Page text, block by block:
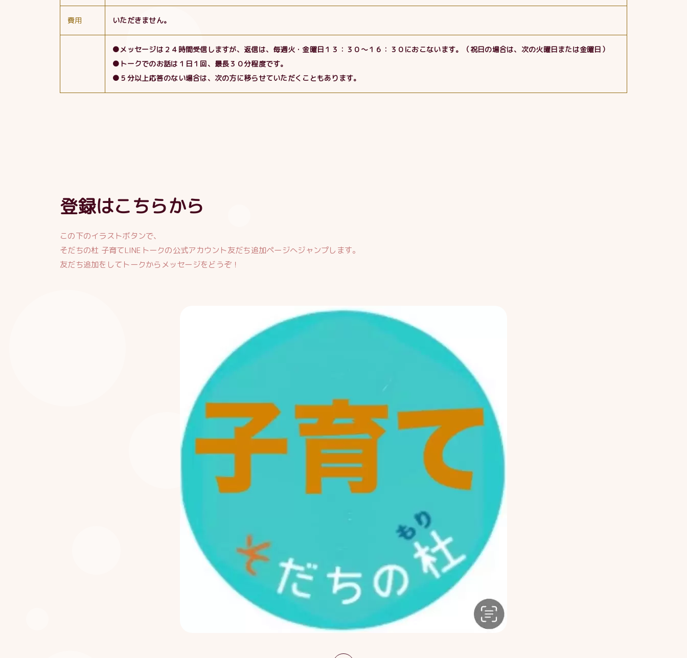
費用 いただきません。
●メッセージは２４時間受信しますが、返信は、毎週火・金曜日１３：３０〜１６：３０におこないます。（祝日の場合は、次の火曜日または金曜日）
●トークでのお話は１日１回、最長３０分程度です。
●５分以上応答のない場合は、次の方に移らせていただくこともあります。
登録はこちらから
この下のイラストボタンで、
そだちの杜 子育てLINEトークの公式アカウント友だち追加ページへジャンプします。
友だち追加をしてトークからメッセージをどうぞ！